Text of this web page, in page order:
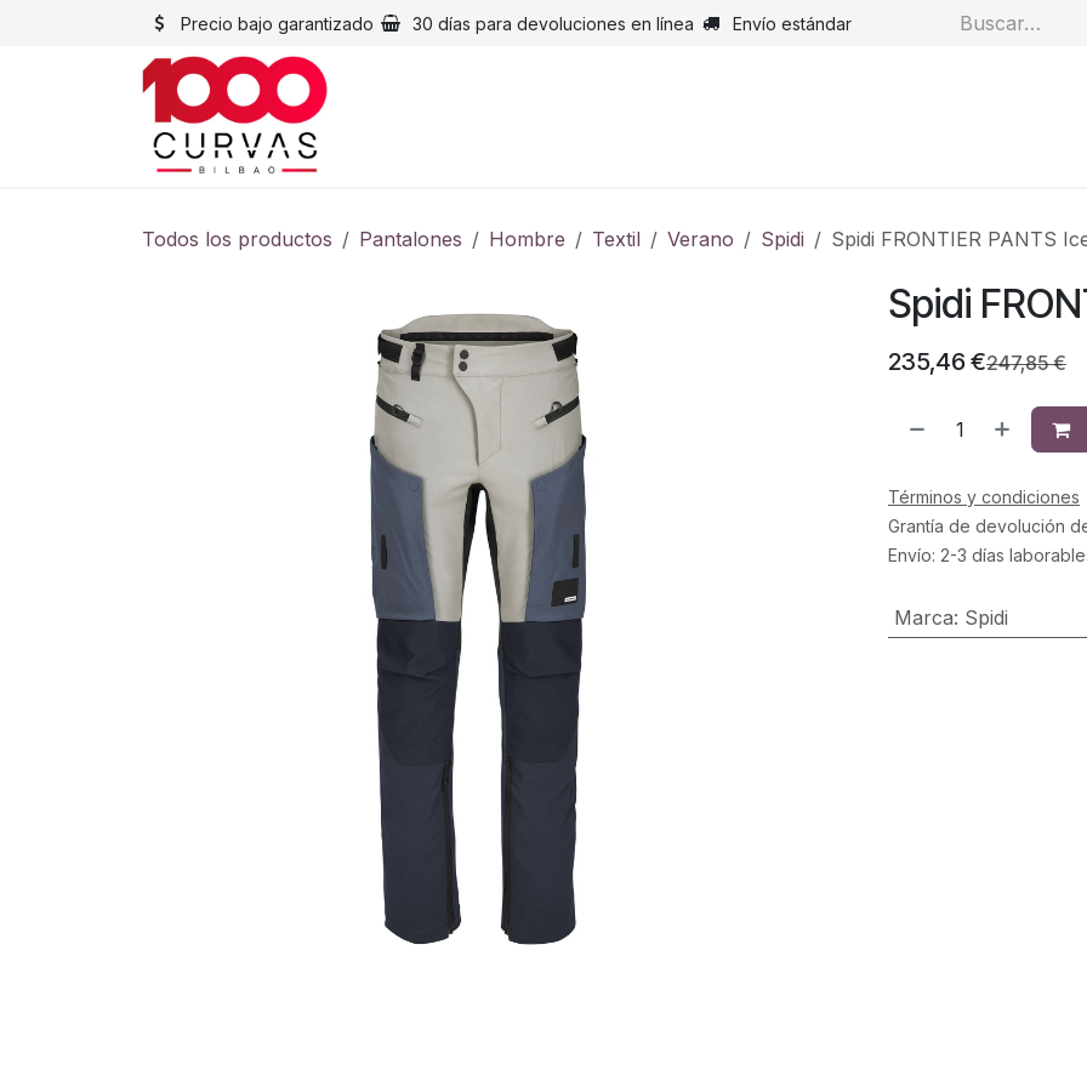
Precio bajo garantizado 30 días para devoluciones en línea Envío estándar
Todos los productos Pantalones Hombre Textil Verano Spidi Spidi FRONTIER PANTS
Spidi
235,46 €247,85€
Términos y condiciones
Grantía de devolución
Envío: 2-3 días
Marca: Spidi